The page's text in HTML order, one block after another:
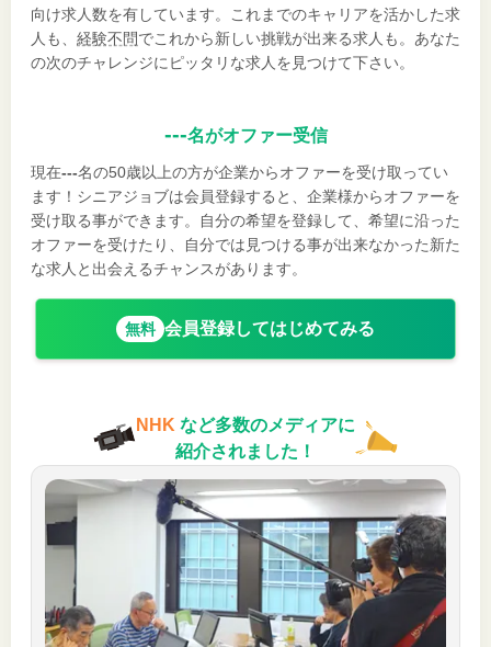
向け求人数を有しています。これまでのキャリアを活かした求
人も、 経験不問でこれから新しい挑戦が出来る求人も。あなた
の次のチャレンジにピッタリな求人を見つけて下さい。
---名がオファー受信
現在---名の50歳以上の方が企業からオファーを受け取ってい
ます！シニアジョブは会員登録すると、企業様からオファーを
受け取る事ができます。自分の希望を登録して、希望に沿った
オファーを受けたり、自分では見つける事が出来なかった新た
な求人と出会えるチャンスがあります。
無料 会員登録してはじめてみる
NHK など多数のメディアに
紹介されました！